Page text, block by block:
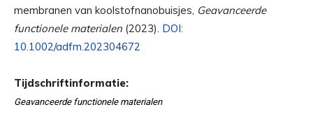
membranen van koolstofnanobuisjes, Geavanceerde
functionele materialen (2023). DOI:
10.1002/adfm.202304672
Tijdschriftinformatie:
Geavanceerde functionele materialen